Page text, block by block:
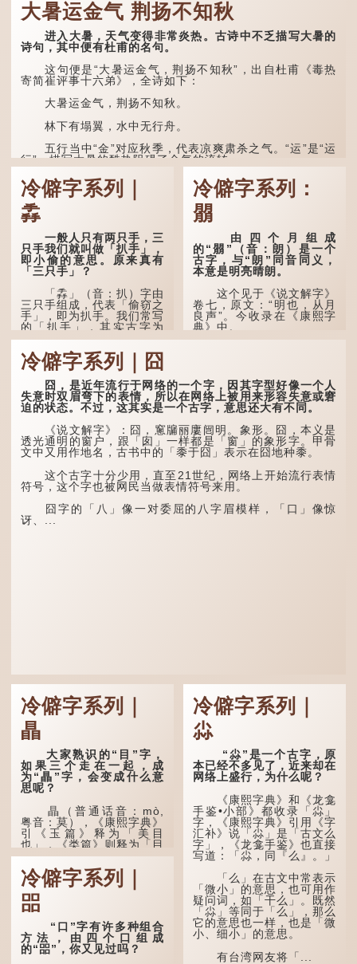
大暑运金气 荆扬不知秋
进入大暑，天气变得非常炎热。古诗中不乏描写大暑的
诗句，其中便有杜甫的名句。
这句便是“大暑运金气，荆扬不知秋”，出自杜甫《毒热
寄简崔评事十六弟》，全诗如下：
大暑运金气，荆扬不知秋。
林下有塌翼，水中无行舟。
五行当中“金”对应秋季，代表凉爽肃杀之气。“运”是“运
行”，描写大暑的酷热阻碍了金气的流转。
“荆扬”指荆州（湖北）和扬州（江苏），泛指长江中下
游地区，“...
冷僻字系列｜
掱
一般人只有两只手，三
只手我们就叫做「扒手」，
即小偷的意思。原来真有
「三只手」？
「掱」（音：扒）字由
三只手组成，代表「偷窃之
手」，即为扒手。我们常写
的「扒手」，其实古字为
「掱手」。
清·徐珂《清稗类钞．
盗贼类．掱手》记载：「沪
人呼翦绺贼曰掱手，犹言扒
手也，亦曰瘪三码子。」
其中「翦绺」即剪断他
人衣带以窃取钱物，是小偷
的旧称。而「掱手」也就是
手多多，擅自拿别人东西的
意思了...
冷僻字系列：
朤
由四个月组成
的“朤”（音：朗）是一个
古字，与“朗”同音同义，
本意是明亮晴朗。
这个见于《说文解字》
卷七，原文：“明也，从月
良声”。今收录在《康熙字
典》中。
谁。”干坤是《周易》中的
两个卦名，这里指天地、宇
宙等，形容政治清明，天下
太平！
“天空朤朤，任鸟儿高
飞。”也是指天清气明，鸟
儿可高飞。
“朤朤脆脆”就是形容办
事爽快干脆。我...
冷僻字系列｜囧
囧，是近年流行于网络的一个字，因其字型好像一个人
失意时双眉弯下的表情，所以在网络上被用来形容失意或窘
迫的状态。不过，这其实是一个古字，意思还大有不同。
《说文解字》：囧，窻牖丽廔闿明。象形。囧，本义是
透光通明的窗户，跟「囱」一样都是「窗」的象形字。甲骨
文中又用作地名，古书中的「黍于囧」表示在囧地种黍。
这个古字十分少用，直至21世纪，网络上开始流行表情
符号，这个字也被网民当做表情符号来用。
囧字的「八」像一对委屈的八字眉模样，「口」像惊
讶、...
冷僻字系列｜
瞐
大家熟识的“目”字，
如果三个走在一起，成
为“瞐”字，会变成什么意
思呢？
瞐（普通话音：mò,
粤音：莫），《康熙字典》
引《玉篇》释为「美目
也」，《类篇》则释为「目
深也」，即美丽的眼睛、目
光深邃的意思。
多年前，苹果手机推出
iPhone12时，曾宣传它的
镜头有专业的计算摄影功
能，便用上「瞐」这个字，
表达iPhone12有由8位提
升至10位HDR视频拍摄功
能，能自动进...
冷僻字系列｜
㗊
“口”字有许多种组合
方法，由四个口组成
的“㗊”，你又见过吗？
冷僻字系列｜
尛
“尛”是一个古字，原
本已经不多见了，近来却在
网络上盛行，为什么呢？
《康熙字典》和《龙龛
手鉴•小部》都收录「尛」
字，《康熙字典》引用《字
汇补》说「尛」是「古文么
字」，《龙龛手鉴》也直接
写道：「尛，同『么』。」
「么」在古文中常表示
「微小」的意思，也可用作
疑问词，如「干么」。既然
「尛」等同于「么」，那么
它的意思也一样，也是「微
小、细小」的意思。
有台湾网友将「...